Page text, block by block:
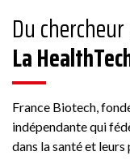
Du
La
France Biotech,
indépendante qui
dans la santé et